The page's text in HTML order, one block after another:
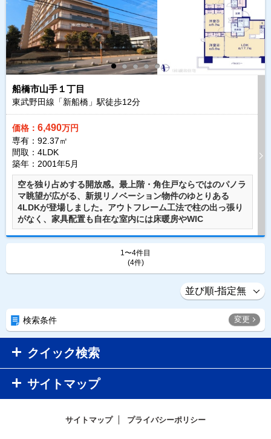
船橋市山手１丁目
東武野田線「新船橋」駅徒歩12分
価格： 6,490万円
専有：92.37㎡
間取：4LDK
築年：2001年5月
空を独り占めする開放感。最上階・角住戸ならではのパノラ
マ眺望が広がる、新規リノベーション物件のゆとりある
4LDKが登場しました。アウトフレーム工法で柱の出っ張り
がなく、家具配置も自在な室内には床暖房やWIC
1〜4件目
(4件)
検索条件 変更
クイック検索
サイトマップ
サイトマップ プライバシーポリシー